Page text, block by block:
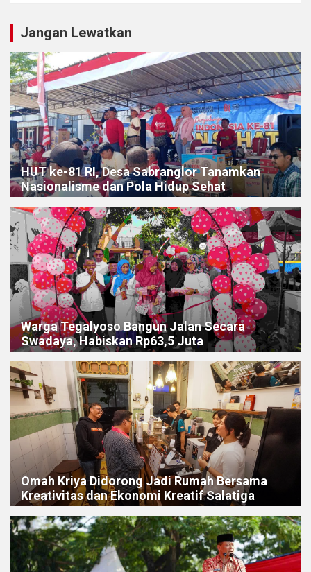
Jangan Lewatkan
HUT ke-81 RI, Desa Sabranglor Tanamkan
Nasionalisme dan Pola Hidup Sehat
Warga Tegalyoso Bangun Jalan Secara
Swadaya, Habiskan Rp63,5 Juta
Omah Kriya Didorong Jadi Rumah Bersama
Kreativitas dan Ekonomi Kreatif Salatiga